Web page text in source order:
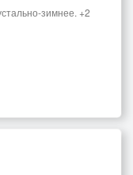
зимнее. +2